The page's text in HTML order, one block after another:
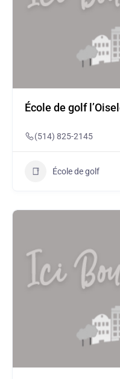
École de golf
(514) 825-2145
École de golf